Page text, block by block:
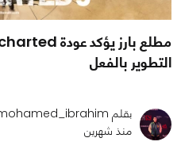
التطوير بالفعل
بقلم mohamed_ibrahim
منذ شهرين